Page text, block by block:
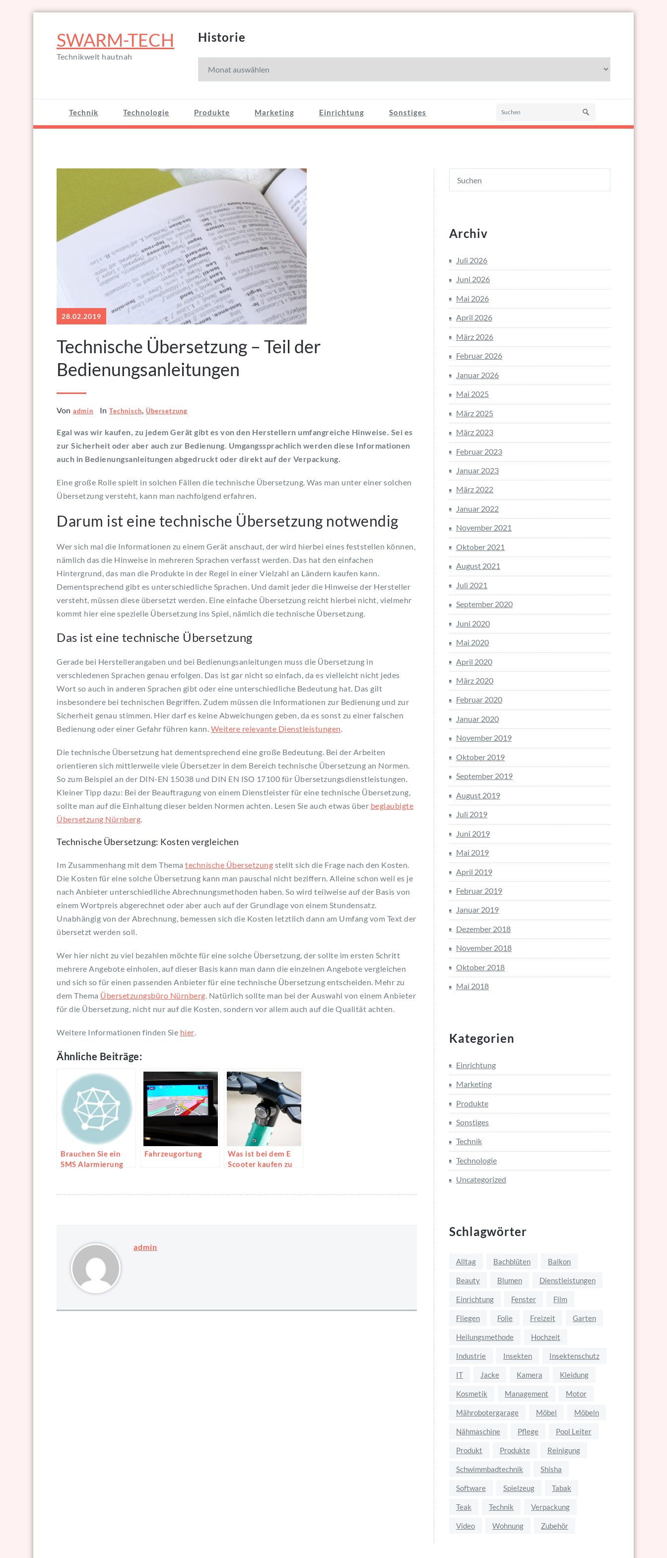
springenSWARM-TECH
Technikwelt hautnah
Historie
Technik Technologie Produkte Marketing Einrichtung Sonstiges
28.02.2019
Technische Übersetzung – Teil der
Bedienungsanleitungen
Von admin In Technisch, Übersetzung
Egal was wir kaufen, zu jedem Gerät gibt es von den Herstellern umfangreiche Hinweise. Sei es
zur Sicherheit oder aber auch zur Bedienung. Umgangssprachlich werden diese Informationen
auch in Bedienungsanleitungen abgedruckt oder direkt auf der Verpackung.
Eine große Rolle spielt in solchen Fällen die technische Übersetzung. Was man unter einer solchen
Übersetzung versteht, kann man nachfolgend erfahren.
Darum ist eine technische Übersetzung notwendig
Wer sich mal die Informationen zu einem Gerät anschaut, der wird hierbei eines feststellen können,
nämlich das die Hinweise in mehreren Sprachen verfasst werden. Das hat den einfachen
Hintergrund, das man die Produkte in der Regel in einer Vielzahl an Ländern kaufen kann.
Dementsprechend gibt es unterschiedliche Sprachen. Und damit jeder die Hinweise der Hersteller
versteht, müssen diese übersetzt werden. Eine einfache Übersetzung reicht hierbei nicht, vielmehr
kommt hier eine spezielle Übersetzung ins Spiel, nämlich die technische Übersetzung.
Das ist eine technische Übersetzung
Gerade bei Herstellerangaben und bei Bedienungsanleitungen muss die Übersetzung in
verschiedenen Sprachen genau erfolgen. Das ist gar nicht so einfach, da es vielleicht nicht jedes
Wort so auch in anderen Sprachen gibt oder eine unterschiedliche Bedeutung hat. Das gilt
insbesondere bei technischen Begriffen. Zudem müssen die Informationen zur Bedienung und zur
Sicherheit genau stimmen. Hier darf es keine Abweichungen geben, da es sonst zu einer falschen
Bedienung oder einer Gefahr führen kann. Weitere relevante Dienstleistungen.
Die technische Übersetzung hat dementsprechend eine große Bedeutung. Bei der Arbeiten
orientieren sich mittlerweile viele Übersetzer in dem Bereich technische Übersetzung an Normen.
So zum Beispiel an der DIN-EN 15038 und DIN EN ISO 17100 für Übersetzungsdienstleistungen.
Kleiner Tipp dazu: Bei der Beauftragung von einem Dienstleister für eine technische Übersetzung,
sollte man auf die Einhaltung dieser beiden Normen achten. Lesen Sie auch etwas über beglaubigte
Übersetzung Nürnberg.
Technische Übersetzung: Kosten vergleichen
Im Zusammenhang mit dem Thema technische Übersetzung stellt sich die Frage nach den Kosten.
Die Kosten für eine solche Übersetzung kann man pauschal nicht beziffern. Alleine schon weil es je
nach Anbieter unterschiedliche Abrechnungsmethoden haben. So wird teilweise auf der Basis von
einem Wortpreis abgerechnet oder aber auch auf der Grundlage von einem Stundensatz.
Unabhängig von der Abrechnung, bemessen sich die Kosten letztlich dann am Umfang vom Text der
übersetzt werden soll.
Wer hier nicht zu viel bezahlen möchte für eine solche Übersetzung, der sollte im ersten Schritt
mehrere Angebote einholen, auf dieser Basis kann man dann die einzelnen Angebote vergleichen
und sich so für einen passenden Anbieter für eine technische Übersetzung entscheiden. Mehr zu
dem Thema Übersetzungsbüro Nürnberg. Natürlich sollte man bei der Auswahl von einem Anbieter
für die Übersetzung, nicht nur auf die Kosten, sondern vor allem auch auf die Qualität achten.
Weitere Informationen finden Sie hier.
Ähnliche Beiträge:
Brauchen Sie ein
SMS Alarmierung
Fahrzeugortung
Was ist bei dem E
Scooter kaufen zu
admin
Archiv
Juli 2026
Juni 2026
Mai 2026
April 2026
März 2026
Februar 2026
Januar 2026
Mai 2025
März 2025
März 2023
Februar 2023
Januar 2023
März 2022
Januar 2022
November 2021
Oktober 2021
August 2021
Juli 2021
September 2020
Juni 2020
Mai 2020
April 2020
März 2020
Februar 2020
Januar 2020
November 2019
Oktober 2019
September 2019
August 2019
Juli 2019
Juni 2019
Mai 2019
April 2019
Februar 2019
Januar 2019
Dezember 2018
November 2018
Oktober 2018
Mai 2018
Kategorien
Einrichtung
Marketing
Produkte
Sonstiges
Technik
Technologie
Uncategorized
Schlagwörter
Alltag Bachblüten Balkon
Beauty Blumen Dienstleistungen
Einrichtung Fenster Film
Fliegen Folie Freizeit Garten
Heilungsmethode Hochzeit
Industrie Insekten Insektenschutz
IT Jacke Kamera Kleidung
Kosmetik Management Motor
Mährobotergarage Möbel Möbeln
Nähmaschine Pflege Pool Leiter
Produkt Produkte Reinigung
Schwimmbadtechnik Shisha
Software Spielzeug Tabak
Teak Technik Verpackung
Video Wohnung Zubehör